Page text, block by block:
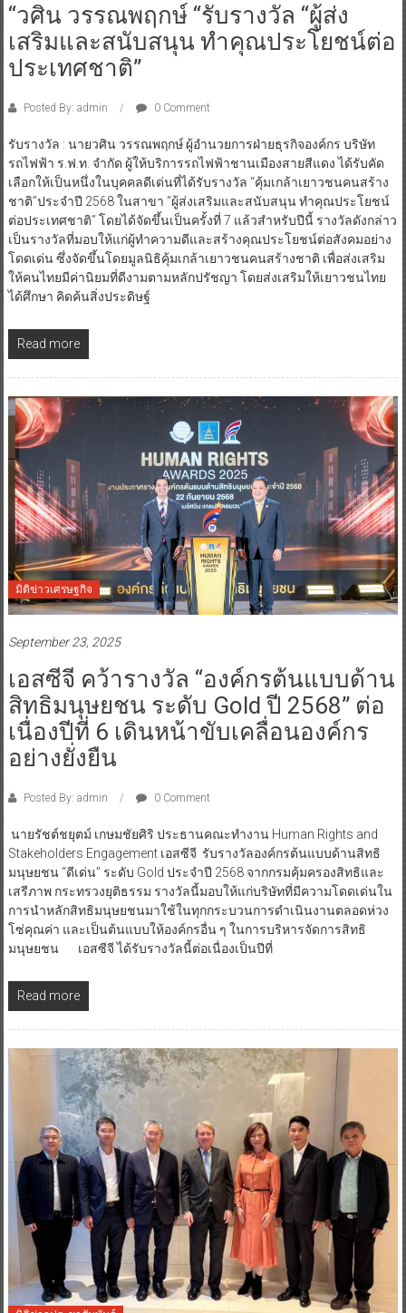
“วศิน วรรณพฤกษ์ “รับรางวัล “ผู้ส่ง
เสริมและสนับสนุน ทำคุณประโยชน์ต่อ
ประเทศชาติ”
Posted By: admin 0 Comment
รับรางวัล : นายวศิน วรรณพฤกษ์ ผู้อำนวยการฝ่ายธุรกิจองค์กร บริษัท
รถไฟฟ้า ร.ฟ.ท. จำกัด ผู้ให้บริการรถไฟฟ้าชานเมืองสายสีแดง ได้รับคัด
เลือกให้เป็นหนึ่งในบุคคลดีเด่นที่ได้รับรางวัล “คุ้มเกล้าเยาวชนคนสร้าง
ชาติ”ประจำปี 2568 ในสาขา “ผู้ส่งเสริมและสนับสนุน ทำคุณประโยชน์
ต่อประเทศชาติ” โดยได้จัดขึ้นเป็นครั้งที่ 7 แล้วสำหรับปีนี้ รางวัลดังกล่าว
เป็นรางวัลที่มอบให้แก่ผู้ทำความดีและสร้างคุณประโยชน์ต่อสังคมอย่าง
โดดเด่น ซึ่งจัดขึ้นโดยมูลนิธิคุ้มเกล้าเยาวชนคนสร้างชาติ เพื่อส่งเสริม
ให้คนไทยมีค่านิยมที่ดีงามตามหลักปรัชญา โดยส่งเสริมให้เยาวชนไทย
ได้ศึกษา คิดค้นสิ่งประดิษฐ์
Read more
มิติข่าวเศรษฐกิจ
September 23, 2025
เอสซีจี คว้ารางวัล “องค์กรต้นแบบด้าน
สิทธิมนุษยชน ระดับ Gold ปี 2568” ต่อ
เนื่องปีที่ 6 เดินหน้าขับเคลื่อนองค์กร
อย่างยั่งยืน
Posted By: admin 0 Comment
นายรัชต์ชยุตม์ เกษมชัยศิริ ประธานคณะทำงาน Human Rights and
Stakeholders Engagement เอสซีจี รับรางวัลองค์กรต้นแบบด้านสิทธิ
มนุษยชน “ดีเด่น” ระดับ Gold ประจำปี 2568 จากกรมคุ้มครองสิทธิและ
เสรีภาพ กระทรวงยุติธรรม รางวัลนี้มอบให้แก่บริษัทที่มีความโดดเด่นใน
การนำหลักสิทธิมนุษยชนมาใช้ในทุกกระบวนการดำเนินงานตลอดห่วง
โซ่คุณค่า และเป็นต้นแบบให้องค์กรอื่น ๆ ในการบริหารจัดการสิทธิ
มนุษยชน เอสซีจี ได้รับรางวัลนี้ต่อเนื่องเป็นปีที่
Read more